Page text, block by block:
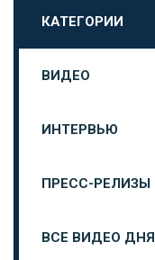
КАТЕГОРИИ
ВИДЕО
ИНТЕРВЬЮ
ПРЕСС-РЕЛИЗЫ
ВСЕ ВИДЕО ДНЯ